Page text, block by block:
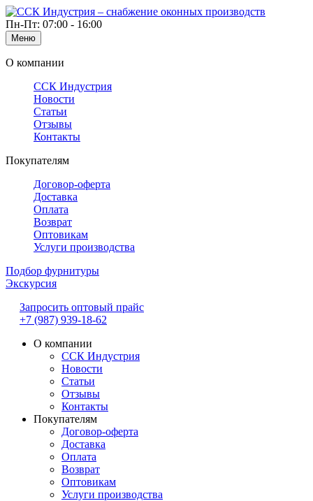
Пн-Пт: 07:00 - 16:00
Меню
О компании
ССК Индустрия
Новости
Статьи
Отзывы
Контакты
Покупателям
Договор-оферта
Доставка
Оплата
Возврат
Оптовикам
Услуги производства
Подбор фурнитуры
Экскурсия
Запросить оптовый прайс
+7 (987) 939-18-62
О компании
ССК Индустрия
Новости
Статьи
Отзывы
Контакты
Покупателям
Договор-оферта
Доставка
Оплата
Возврат
Оптовикам
Услуги производства